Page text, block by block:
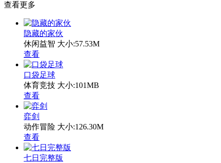
查看更多
隐藏的家伙
休闲益智 大小:57.53M
查看
口袋足球
体育竞技 大小:101MB
查看
弈剑
动作冒险 大小:126.30M
查看
七日完整版